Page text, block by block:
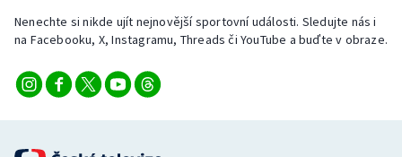
Nenechte si nikde ujít nejnovější sportovní události. Sledujte nás i
na Facebooku, X, Instagramu, Threads či YouTube a buďte v obraze.